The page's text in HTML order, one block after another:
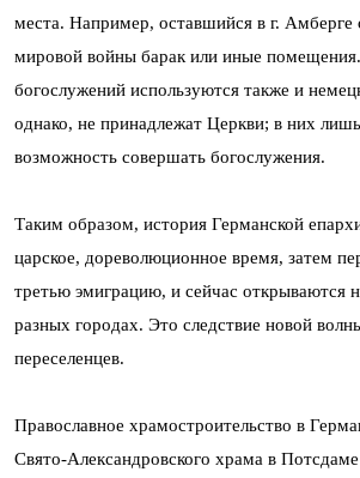
места. Например, оставшийся в г.
мировой войны барак или иные
богослужений используются также и
однако, не принадлежат Церкви; в них
возможность совершать богослужения.
Таким образом, история Германской
царское, дореволюционное время, затем
третью эмиграцию, и сейчас открываются
разных городах. Это следствие новой
переселенцев.
Православное храмостроительство в
Свято-Александровского храма в